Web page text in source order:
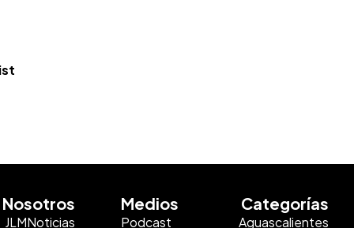
Nosotros
JLMNoticias
Medios
Podcast
Categorías
Aguascalientes